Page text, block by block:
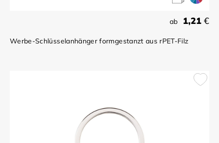
ab 1,21 €
Werbe-Schlüsselanhänger formgestanzt aus rPET-Filz